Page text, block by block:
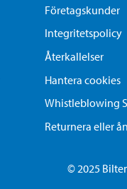
Företagskunder
Integritetspolicy
Återkallelser
Hantera cookies
Whistleblowing
Returnera eller
© 2025